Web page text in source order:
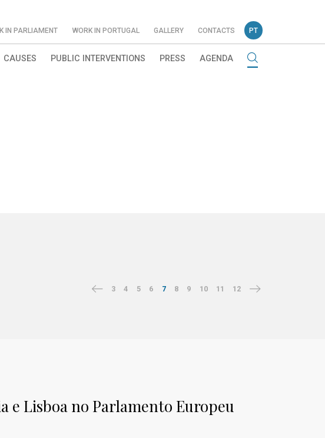
IN PARLIAMENT WORK IN PORTUGAL GALLERY CONTACTS PT
CAUSES PUBLIC INTERVENTIONS PRESS AGENDA
3 4 5 6 7 8 9 10 11 12
e Lisboa no Parlamento Europeu